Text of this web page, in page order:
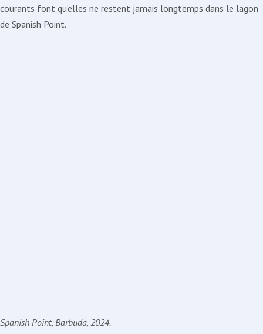
courants font qu’elles ne restent jamais longtemps dans le lagon
de Spanish Point.
Spanish Point, Barbuda, 2024.